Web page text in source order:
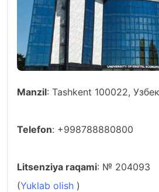
Manzil: Tashkent 100022,
Telefon: +998788880800
Litsenziya raqami: № 204093
(Yuklab olish )